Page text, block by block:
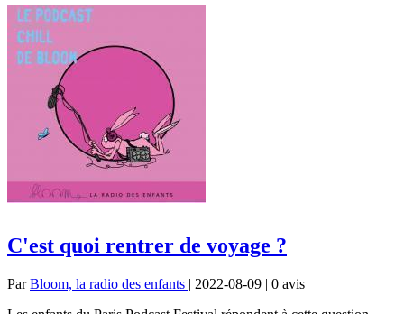
C'est quoi rentrer de voyage ?
ParBloom, la radio des enfants | 2022-08-09 | 0 avis